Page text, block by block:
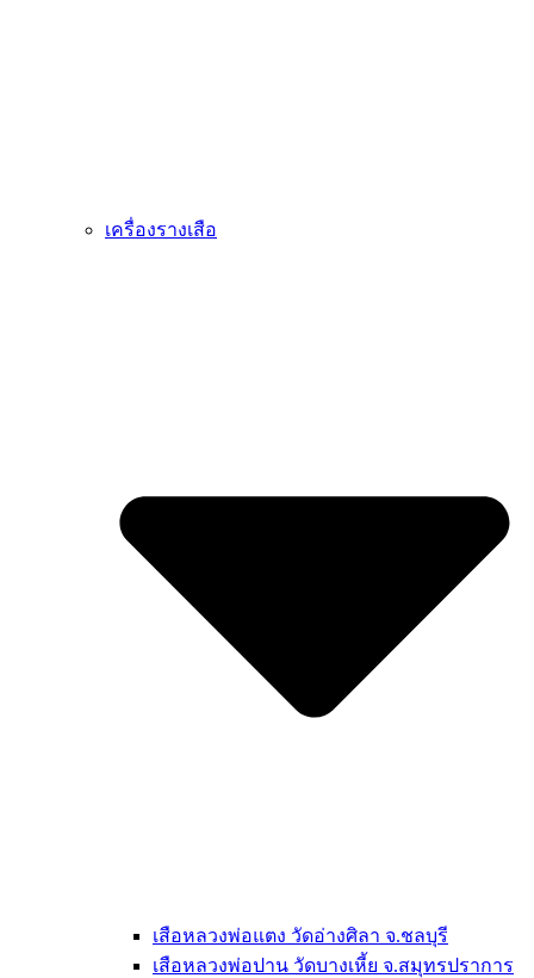
เครื่องรางเสือ
เสือหลวงพ่อแตง วัดอ่างศิลา จ.ชลบุรี
เสือหลวงพ่อปาน วัดบางเหี้ย จ.สมุทรปราการ